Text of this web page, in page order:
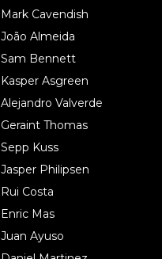
Mark Cavendish
João Almeida
Sam Bennett
Kasper Asgreen
Alejandro Valverde
Geraint Thomas
Sepp Kuss
Jasper Philipsen
Rui Costa
Enric Mas
Juan Ayuso